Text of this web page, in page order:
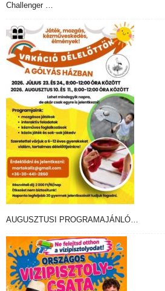
Challenger …
AUGUSZTUSI PROGRAMAJÁNLÓ…